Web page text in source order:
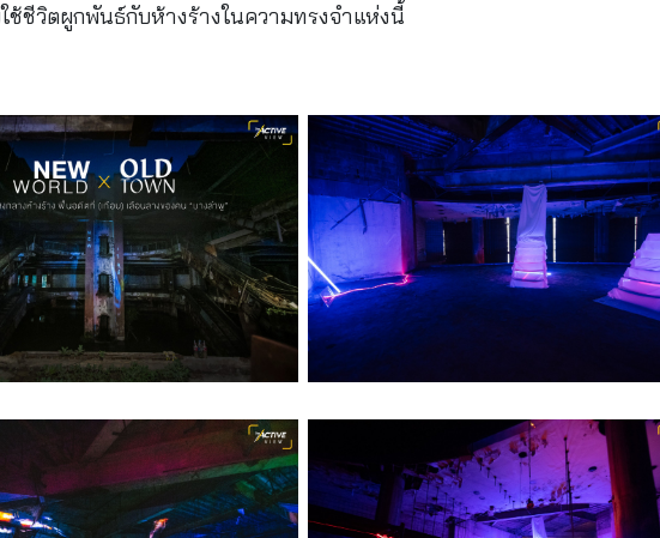
ช้ชีวิตผูกพันธ์กับห้างร้างในความทรงจำแห่งนี้